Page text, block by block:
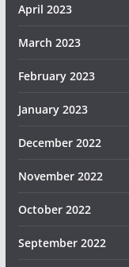
April 2023
March 2023
February 2023
January 2023
December 2022
November 2022
October 2022
September 2022